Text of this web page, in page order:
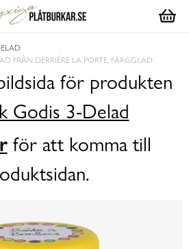
FRÅN DERRIÉRE LA PORTE, FÄRGGLAD
för produkten
Godis 3-Delad
för att komma till